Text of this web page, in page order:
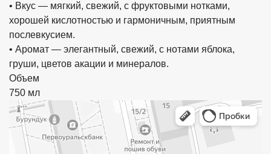
• Вкус — мягкий, свежий, с фруктовыми нотками,
хорошей кислотностью и гармоничным, приятным
послевкусием.
• Аромат — элегантный, свежий, с нотами яблока,
груши, цветов акации и минералов.
Объем
750 мл